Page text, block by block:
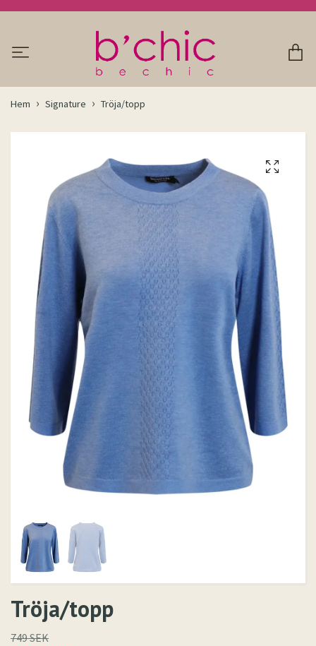
Hem Signature Tröja/topp
Tröja/topp
749 SEK